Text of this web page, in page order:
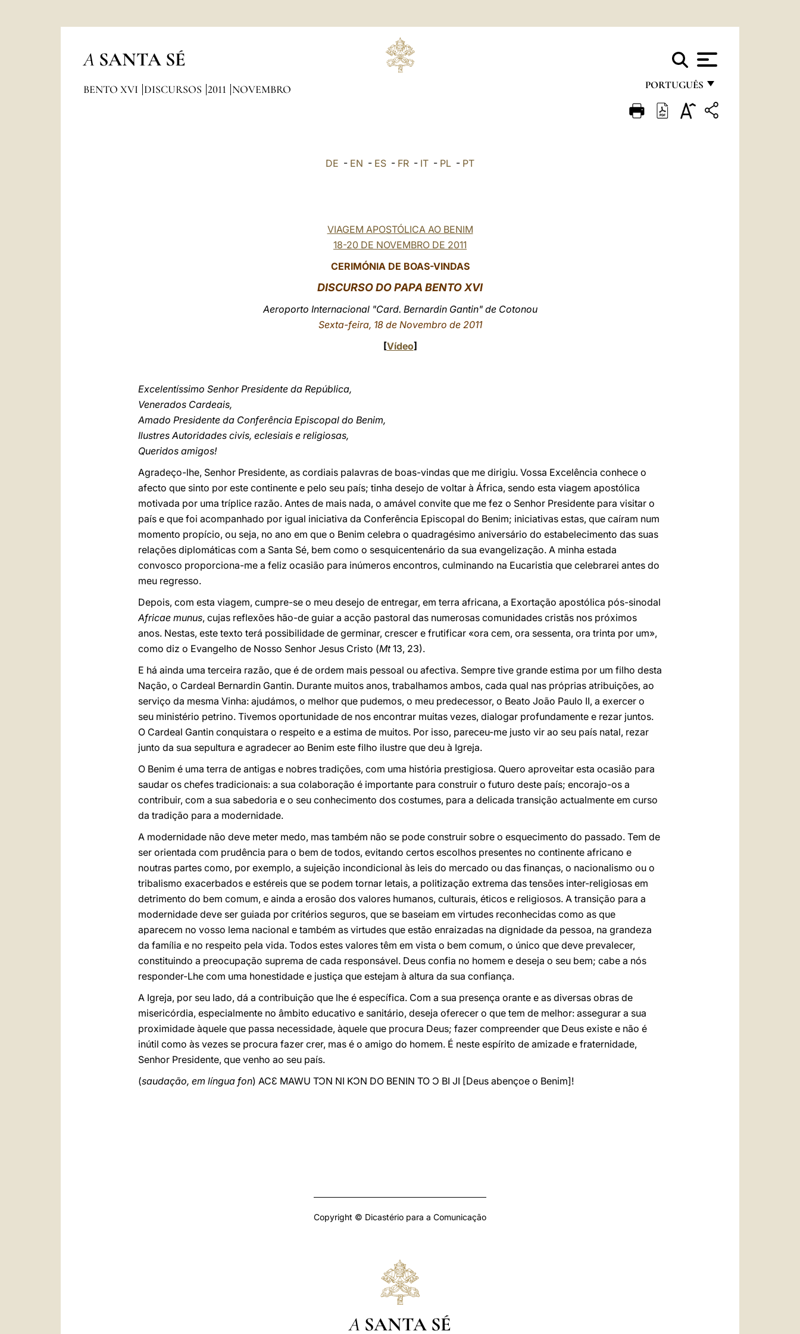
A SANTA SÉ
PORTUGUÊS
FRANÇAIS
BENTO XVI DISCURSOS 2011 NOVEMBRO
DE - EN - ES - FR - IT - PL - PT
VIAGEM APOSTÓLICA AO BENIM
18-20 DE NOVEMBRO DE 2011
CERIMÓNIA DE BOAS-VINDAS
DISCURSO DO PAPA BENTO XVI
Aeroporto Internacional "Card. Bernardin Gantin" de Cotonou
Sexta-feira, 18 de Novembro de 2011
[Vídeo]
Excelentíssimo Senhor Presidente da República,
Venerados Cardeais,
Amado Presidente da Conferência Episcopal do Benim,
Ilustres Autoridades civis, eclesiais e religiosas,
Queridos amigos!
Agradeço-lhe, Senhor Presidente, as cordiais palavras de boas-vindas que me dirigiu. Vossa Excelência conhece o
afecto que sinto por este continente e pelo seu país; tinha desejo de voltar à África, sendo esta viagem apostólica
motivada por uma tríplice razão. Antes de mais nada, o amável convite que me fez o Senhor Presidente para visitar o
país e que foi acompanhado por igual iniciativa da Conferência Episcopal do Benim; iniciativas estas, que caíram num
momento propício, ou seja, no ano em que o Benim celebra o quadragésimo aniversário do estabelecimento das suas
relações diplomáticas com a Santa Sé, bem como o sesquicentenário da sua evangelização. A minha estada
convosco proporciona-me a feliz ocasião para inúmeros encontros, culminando na Eucaristia que celebrarei antes do
meu regresso.
Depois, com esta viagem, cumpre-se o meu desejo de entregar, em terra africana, a Exortação apostólica pós-sinodal
Africae munus, cujas reflexões hão-de guiar a acção pastoral das numerosas comunidades cristãs nos próximos
anos. Nestas, este texto terá possibilidade de germinar, crescer e frutificar «ora cem, ora sessenta, ora trinta por um»,
como diz o Evangelho de Nosso Senhor Jesus Cristo (Mt13, 23).
E há ainda uma terceira razão, que é de ordem mais pessoal ou afectiva. Sempre tive grande estima por um filho desta
Nação, o Cardeal Bernardin Gantin. Durante muitos anos, trabalhamos ambos, cada qual nas próprias atribuições, ao
serviço da mesma Vinha: ajudámos, o melhor que pudemos, o meu predecessor, o Beato João Paulo II, a exercer o
seu ministério petrino. Tivemos oportunidade de nos encontrar muitas vezes, dialogar profundamente e rezar juntos.
O Cardeal Gantin conquistara o respeito e a estima de muitos. Por isso, pareceu-me justo vir ao seu país natal, rezar
junto da sua sepultura e agradecer ao Benim este filho ilustre que deu à Igreja.
O Benim é uma terra de antigas e nobres tradições, com uma história prestigiosa. Quero aproveitar esta ocasião para
saudar os chefes tradicionais: a sua colaboração é importante para construir o futuro deste país; encorajo-os a
contribuir, com a sua sabedoria e o seu conhecimento dos costumes, para a delicada transição actualmente em curso
da tradição para a modernidade.
A modernidade não deve meter medo, mas também não se pode construir sobre o esquecimento do passado. Tem de
ser orientada com prudência para o bem de todos, evitando certos escolhos presentes no continente africano e
noutras partes como, por exemplo, a sujeição incondicional às leis do mercado ou das finanças, o nacionalismo ou o
tribalismo exacerbados e estéreis que se podem tornar letais, a politização extrema das tensões inter-religiosas em
detrimento do bem comum, e ainda a erosão dos valores humanos, culturais, éticos e religiosos. A transição para a
modernidade deve ser guiada por critérios seguros, que se baseiam em virtudes reconhecidas como as que
aparecem no vosso lema nacional e também as virtudes que estão enraizadas na dignidade da pessoa, na grandeza
da família e no respeito pela vida. Todos estes valores têm em vista o bem comum, o único que deve prevalecer,
constituindo a preocupação suprema de cada responsável. Deus confia no homem e deseja o seu bem; cabe a nós
responder-Lhe com uma honestidade e justiça que estejam à altura da sua confiança.
A Igreja, por seu lado, dá a contribuição que lhe é específica. Com a sua presença orante e as diversas obras de
misericórdia, especialmente no âmbito educativo e sanitário, deseja oferecer o que tem de melhor: assegurar a sua
proximidade àquele que passa necessidade, àquele que procura Deus; fazer compreender que Deus existe e não é
inútil como às vezes se procura fazer crer, mas é o amigo do homem. É neste espírito de amizade e fraternidade,
Senhor Presidente, que venho ao seu país.
(saudação, em língua fon) ACƐ MAWU TƆN NI KƆN DO BENIN TO Ɔ BI JI [Deus abençoe o Benim]!
Copyright © Dicastério para a Comunicação
A SANTA SÉ